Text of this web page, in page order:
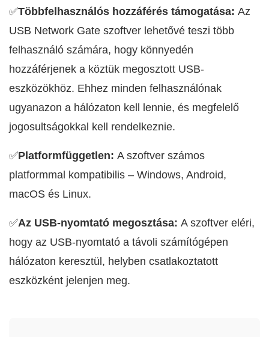
✅Többfelhasználós hozzáférés támogatása: Az
USB Network Gate szoftver lehetővé teszi több
felhasználó számára, hogy könnyedén
hozzáférjenek a köztük megosztott USB-
eszközökhöz. Ehhez minden felhasználónak
ugyanazon a hálózaton kell lennie, és megfelelő
jogosultságokkal kell rendelkeznie.
✅Platformfüggetlen: A szoftver számos
platformmal kompatibilis – Windows, Android,
macOS és Linux.
✅Az USB-nyomtató megosztása: A szoftver eléri,
hogy az USB-nyomtató a távoli számítógépen
hálózaton keresztül, helyben csatlakoztatott
eszközként jelenjen meg.